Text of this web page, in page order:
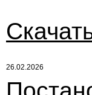
26.02.2026